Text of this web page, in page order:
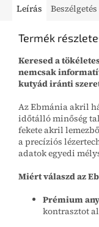
Leírás Beszélgetés
Termék
Keresed a
nemcsak
kutyád iránti
Az Ebmánia akril
időtálló minőség
fekete akril
a precíziós
adatok egyedi
Miért válaszd az
Prémium
kontrasztot